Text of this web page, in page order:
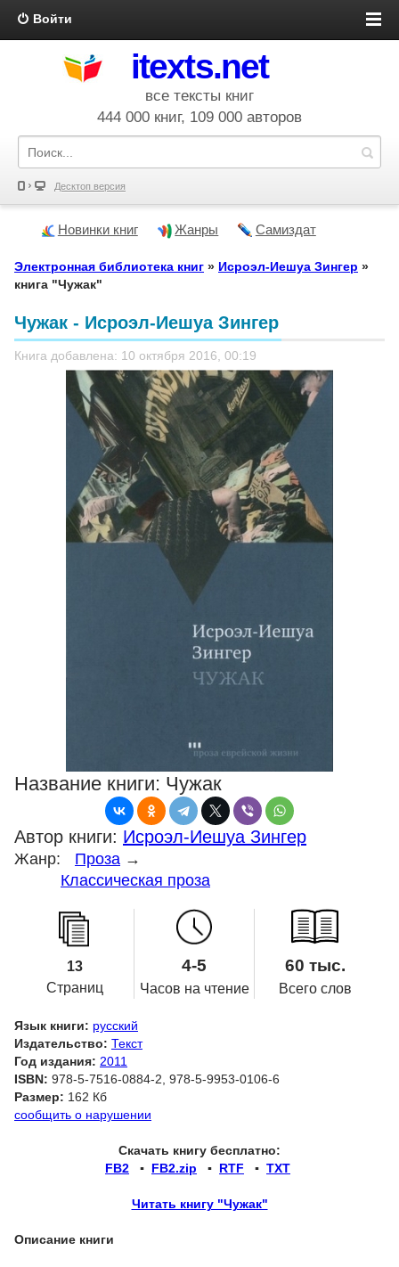
Войти
itexts.net
все тексты книг
444 000 книг, 109 000 авторов
Десктоп версия
Новинки книг Жанры Самиздат
Электронная библиотека книг » Исроэл-Иешуа Зингер »
книга "Чужак"
Чужак - Исроэл-Иешуа Зингер
Книга добавлена: 10 октября 2016, 00:19
Название книги: Чужак
Автор книги: Исроэл-Иешуа Зингер
Жанр: Проза →
Классическая проза
13
Страниц
4-5
Часов на чтение
60 тыс.
Всего слов
Язык книги: русский
Издательство: Текст
Год издания: 2011
ISBN: 978-5-7516-0884-2, 978-5-9953-0106-6
Размер: 162 Кб
сообщить о нарушении
Скачать книгу бесплатно:
FB2 ▪ FB2.zip ▪ RTF ▪ TXT
Читать книгу "Чужак"
Описание книги